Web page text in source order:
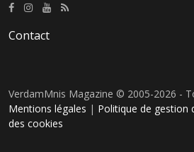
Contact
VerdamMnis Magazine © 2005-2026 -
Mentions légales | Politique de gestion
des cookies